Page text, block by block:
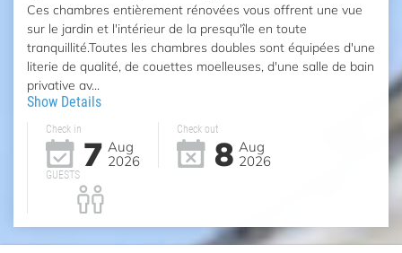
Ces chambres entièrement rénovées vous offrent une vue
sur le jardin et l'intérieur de la presqu'île en toute
tranquillité.Toutes les chambres doubles sont équipées d'une
literie de qualité, de couettes moelleuses, d'une salle de bain
privative av...
Show Details
Check in
7 Aug
2026
Check out
8 Aug
2026
GUESTS